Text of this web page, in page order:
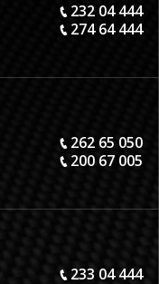
232 04 444
274 64 444
262 65 050
200 67 005
233 04 444